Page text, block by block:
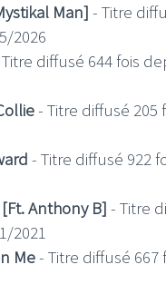
Man] - Titre
2026
diffusé 644 fois
- Titre diffusé 205
- Titre diffusé 922
Anthony B] - Titre
2021
Me- Titre diffusé 667